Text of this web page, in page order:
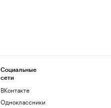
Социальные
сети
ВКонтакте
Одноклассники